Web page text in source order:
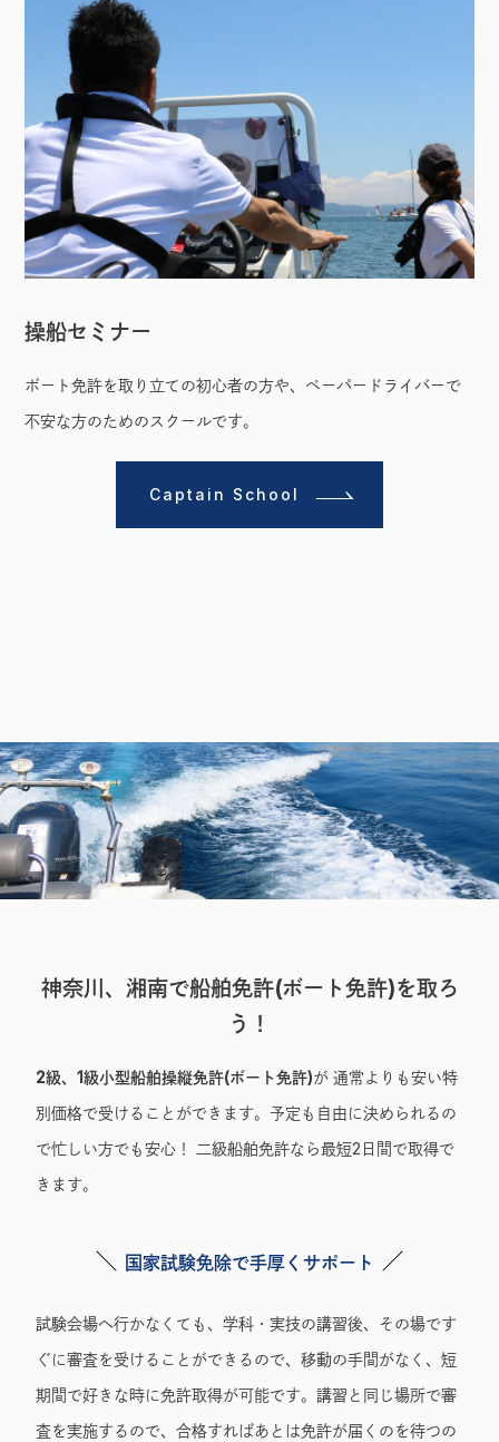
操船セミナー
ボート免許を取り立ての初心者の方や、ペーパードライバーで
不安な方のためのスクールです。
Captain School
神奈川、湘南で船舶免許(ボート免許)を取ろ
う！
2級、1級小型船舶操縦免許(ボート免許)が 通常よりも安い特
別価格で受けることができます。予定も自由に決められるの
で忙しい方でも安心！ 二級船舶免許なら最短2日間で取得で
きます。
国家試験免除で手厚くサポート
試験会場へ行かなくても、学科・実技の講習後、その場です
ぐに審査を受けることができるので、移動の手間がなく、短
期間で好きな時に免許取得が可能です。講習と同じ場所で審
査を実施するので、合格すればあとは免許が届くのを待つの